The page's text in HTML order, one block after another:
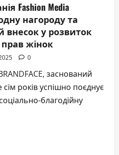
Fashion Media
нагороду та
внесок у розвиток
прав жінок
0
заснований
років успішно поєднує
благодійну